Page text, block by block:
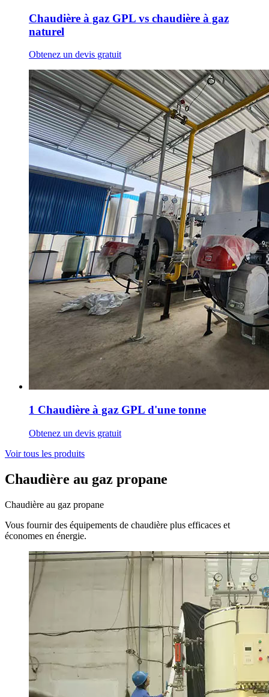
Chaudière à gaz GPL vs chaudière à gaz
naturel
Obtenez un devis gratuit
1 Chaudière à gaz GPL d'une tonne
Obtenez un devis gratuit
Voir tous les produits
Chaudière au gaz propane
Chaudière au gaz propane
Vous fournir des équipements de chaudière plus efficaces et
économes en énergie.